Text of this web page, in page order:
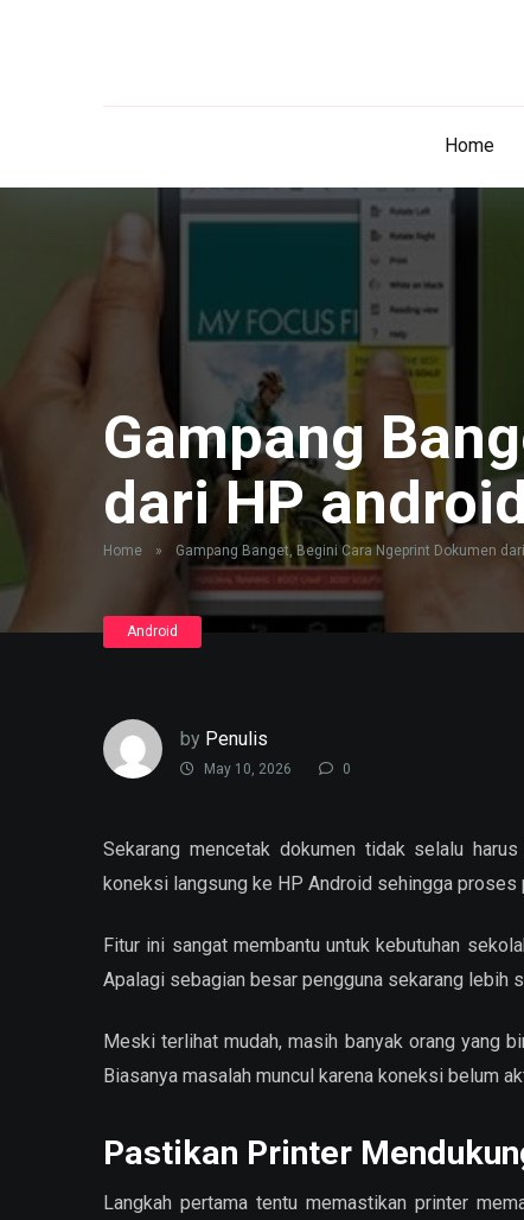
Home
Gampang
dari HP android
Home » Gampang Banget, Begini Cara Ngeprint Dokumen
Android
by Penulis
May 10, 2026 0
Sekarang mencetak dokumen tidak selalu
koneksi langsung ke HP Android sehingga
Fitur ini sangat membantu untuk kebutuhan
Apalagi sebagian besar pengguna sekarang lebih
Meski terlihat mudah, masih banyak orang yang
Biasanya masalah muncul karena koneksi belum
Pastikan Printer
Langkah pertama tentu memastikan printer